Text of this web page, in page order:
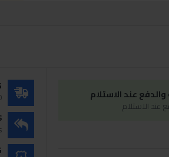
عند الاستلام
الاستلام